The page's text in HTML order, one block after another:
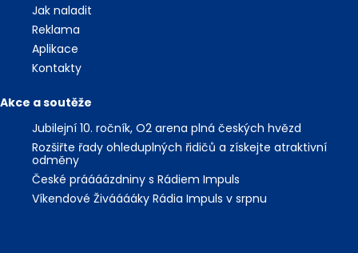
Jak naladit
Reklama
Aplikace
Kontakty
Akce a soutěže
Jubilejní 10. ročník, O2 arena plná českých hvězd
Rozšiřte řady ohleduplných řidičů a získejte atraktivní
odměny
České práááázdniny s Rádiem Impuls
Víkendové Živááááky Rádia Impuls v srpnu